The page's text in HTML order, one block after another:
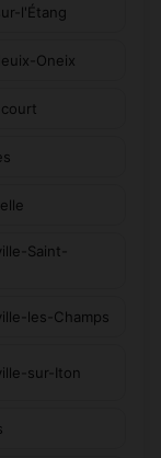
l'Étang
Oneix
Saint-
les-Champs
sur-Iton